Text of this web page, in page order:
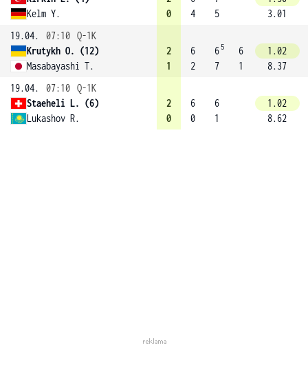
Kelm Y.
0
4
5
3.01
19.04.
07:10 Q-1K
Krutykh O. (12)
Masabayashi T.
2
1
6
2
6 5
7
6
1
1.02
8.37
19.04.
07:10 Q-1K
Staeheli L. (6)
Lukashov R.
2
0
6
0
6
1
1.02
8.62